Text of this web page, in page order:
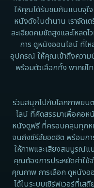
ให้คุณได้รับชมกันแบบจุใจ
หนังดังในตำนาน เราจัด
ละเอียดคมชัดสูงและโหลด
การ ดูหนังออนไลน์ ที่ไ
อุปกรณ์ ให้คุณเข้าถึงความ
พร้อมตัวเลือกทั้ง พากย์ไ
ร่วมสนุกไปกับโลกภาพย
ไลน์ ที่คัดสรรมาเพื่อคอหนั
หนังดูฟรี ที่ครอบคลุมทุก
จนถึงซีรีส์ยอดฮิต พร้อมก
ให้ภาพและเสียงสมบูรณ์
คุณต้องการประหยัดค่าใช้
คุณภาพ การเลือก ดูหนังอ
ได้ในระบบเซิร์ฟเวอร์ที่เ